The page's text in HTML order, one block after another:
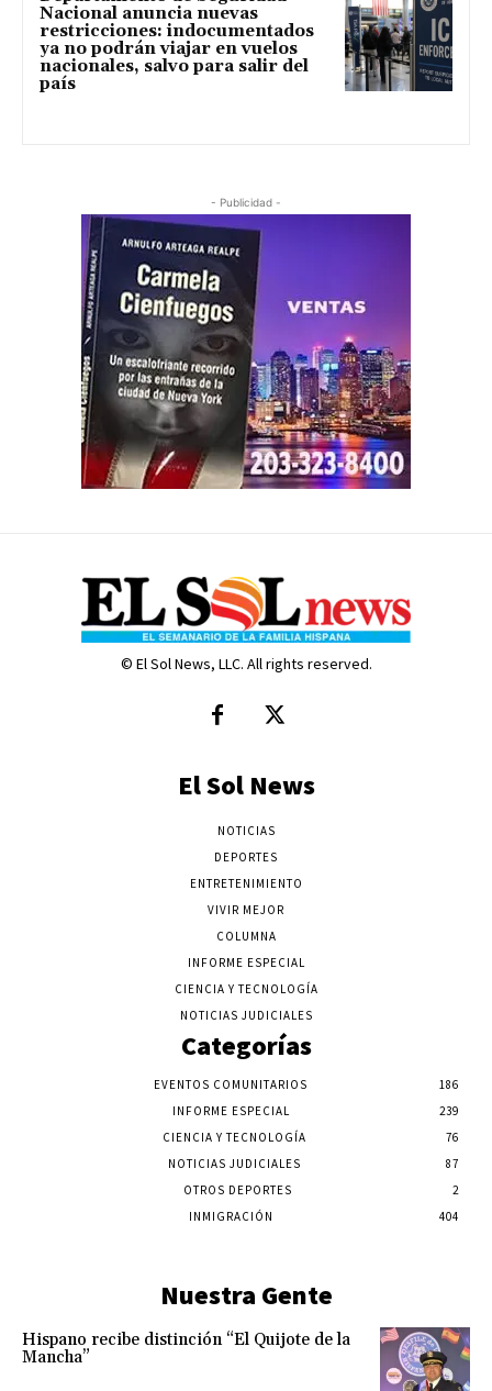
Nacional anuncia nuevas
restricciones: indocumentados
ya no podrán viajar en vuelos
nacionales, salvo para salir del
país
- Publicidad -
© El Sol News, LLC. All rights reserved.
El Sol News
NOTICIAS
DEPORTES
ENTRETENIMIENTO
VIVIR MEJOR
COLUMNA
INFORME ESPECIAL
CIENCIA Y TECNOLOGÍA
NOTICIAS JUDICIALES
Categorías
EVENTOS COMUNITARIOS
186
INFORME ESPECIAL
239
CIENCIA Y TECNOLOGÍA
76
NOTICIAS JUDICIALES
87
OTROS DEPORTES
2
INMIGRACIÓN
404
Nuestra Gente
Hispano recibe distinción “El Quijote de la
Mancha”